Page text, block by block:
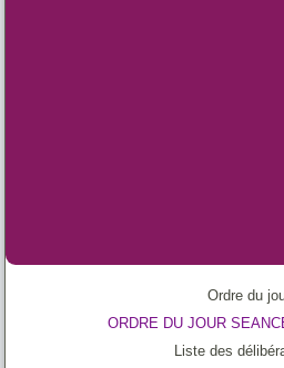
Ordre du
ORDRE DU JOUR
Liste des